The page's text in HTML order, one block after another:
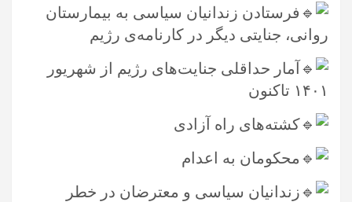
فرستادن زندانیان سیاسی به بیمارستان
روانی، جنایتی دیگر در کارنامه‌ی رژیم
آمار حداقلی جنایت‌های رژیم از شهریور
۱۴۰۱ تاکنون
کشته‌های راه آزادی ‏
محکومان به اعدام ‏
زندانیان سیاسی و معترضان در خطر